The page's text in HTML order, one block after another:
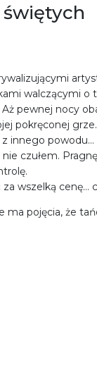
walczącymi o
pewnej nocy
pokręconej grze.
innego powodu…
czułem.
wszelką cenę…
ma pojęcia, że